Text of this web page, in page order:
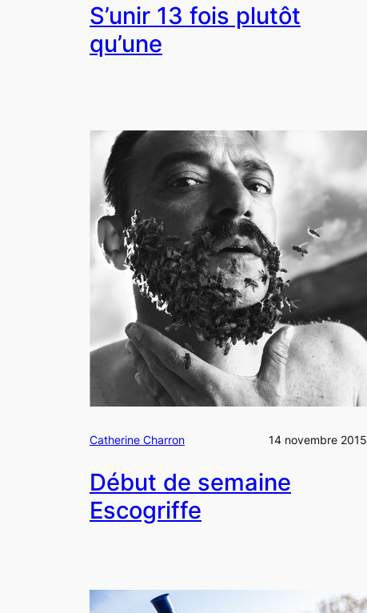
S’unir 13 fois plutôt
qu’une
Catherine Charron 14 novembre 2015
Début de semaine
Escogriffe